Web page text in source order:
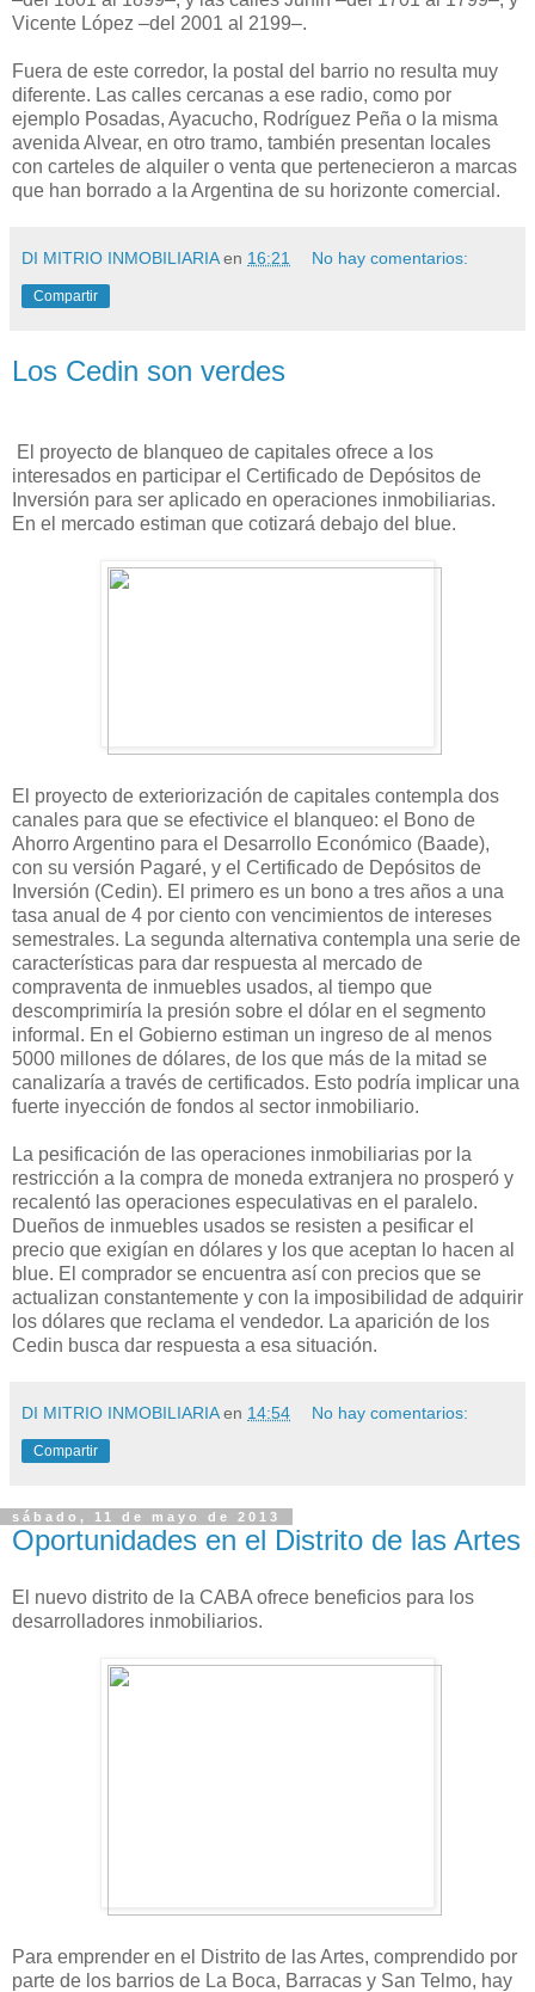
Vicente López –del 2001 al 2199–.
Fuera de este corredor, la postal del barrio no resulta muy
diferente. Las calles cercanas a ese radio, como por
ejemplo Posadas, Ayacucho, Rodríguez Peña o la misma
avenida Alvear, en otro tramo, también presentan locales
con carteles de alquiler o venta que pertenecieron a marcas
que han borrado a la Argentina de su horizonte comercial.
DI MITRIO INMOBILIARIA en 16:21 No hay comentarios:
Compartir
Los Cedin son verdes
El proyecto de blanqueo de capitales ofrece a los
interesados en participar el Certificado de Depósitos de
Inversión para ser aplicado en operaciones inmobiliarias.
En el mercado estiman que cotizará debajo del blue.
El proyecto de exteriorización de capitales contempla dos
canales para que se efectivice el blanqueo: el Bono de
Ahorro Argentino para el Desarrollo Económico (Baade),
con su versión Pagaré, y el Certificado de Depósitos de
Inversión (Cedin). El primero es un bono a tres años a una
tasa anual de 4 por ciento con vencimientos de intereses
semestrales. La segunda alternativa contempla una serie de
características para dar respuesta al mercado de
compraventa de inmuebles usados, al tiempo que
descomprimiría la presión sobre el dólar en el segmento
informal. En el Gobierno estiman un ingreso de al menos
5000 millones de dólares, de los que más de la mitad se
canalizaría a través de certificados. Esto podría implicar una
fuerte inyección de fondos al sector inmobiliario.
La pesificación de las operaciones inmobiliarias por la
restricción a la compra de moneda extranjera no prosperó y
recalentó las operaciones especulativas en el paralelo.
Dueños de inmuebles usados se resisten a pesificar el
precio que exigían en dólares y los que aceptan lo hacen al
blue. El comprador se encuentra así con precios que se
actualizan constantemente y con la imposibilidad de adquirir
los dólares que reclama el vendedor. La aparición de los
Cedin busca dar respuesta a esa situación.
DI MITRIO INMOBILIARIA en 14:54 No hay comentarios:
Compartir
sábado, 11 de mayo de 2013
Oportunidades en el Distrito de las Artes
El nuevo distrito de la CABA ofrece beneficios para los
desarrolladores inmobiliarios.
Para emprender en el Distrito de las Artes, comprendido por
parte de los barrios de La Boca, Barracas y San Telmo, hay